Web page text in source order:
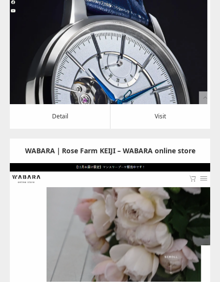
Update:2024.02.27
Category:その他
Detail Visit
Detail Visit
WABARA｜Rose Farm KEIJI – WABARA online store
Update: 2024.02.05
Category:その他